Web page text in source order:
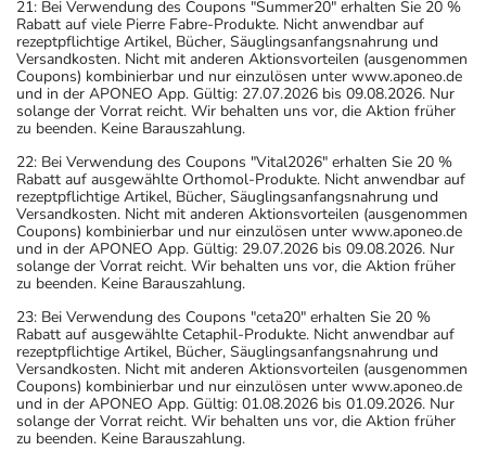
21: Bei Verwendung des Coupons "Summer20" erhalten Sie 20 %
Rabatt auf viele Pierre Fabre-Produkte. Nicht anwendbar auf
rezeptpflichtige Artikel, Bücher, Säuglingsanfangsnahrung und
Versandkosten. Nicht mit anderen Aktionsvorteilen (ausgenommen
Coupons) kombinierbar und nur einzulösen unter www.aponeo.de
und in der APONEO App. Gültig: 27.07.2026 bis 09.08.2026. Nur
solange der Vorrat reicht. Wir behalten uns vor, die Aktion früher
zu beenden. Keine Barauszahlung.
22: Bei Verwendung des Coupons "Vital2026" erhalten Sie 20 %
Rabatt auf ausgewählte Orthomol-Produkte. Nicht anwendbar auf
rezeptpflichtige Artikel, Bücher, Säuglingsanfangsnahrung und
Versandkosten. Nicht mit anderen Aktionsvorteilen (ausgenommen
Coupons) kombinierbar und nur einzulösen unter www.aponeo.de
und in der APONEO App. Gültig: 29.07.2026 bis 09.08.2026. Nur
solange der Vorrat reicht. Wir behalten uns vor, die Aktion früher
zu beenden. Keine Barauszahlung.
23: Bei Verwendung des Coupons "ceta20" erhalten Sie 20 %
Rabatt auf ausgewählte Cetaphil-Produkte. Nicht anwendbar auf
rezeptpflichtige Artikel, Bücher, Säuglingsanfangsnahrung und
Versandkosten. Nicht mit anderen Aktionsvorteilen (ausgenommen
Coupons) kombinierbar und nur einzulösen unter www.aponeo.de
und in der APONEO App. Gültig: 01.08.2026 bis 01.09.2026. Nur
solange der Vorrat reicht. Wir behalten uns vor, die Aktion früher
zu beenden. Keine Barauszahlung.